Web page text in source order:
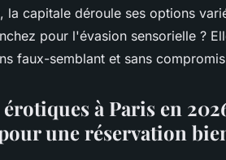
capitale déroule ses options
pour l'évasion sensorielle ?
faux-semblant et sans
érotiques à Paris en
une réservation